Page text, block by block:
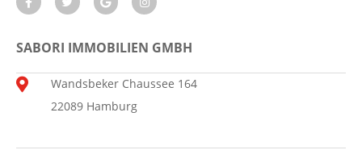
SABORI IMMOBILIEN GMBH
Wandsbeker Chaussee 164
22089 Hamburg